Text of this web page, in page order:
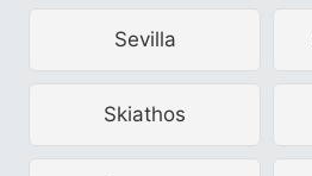
Sevilla
Skiathos